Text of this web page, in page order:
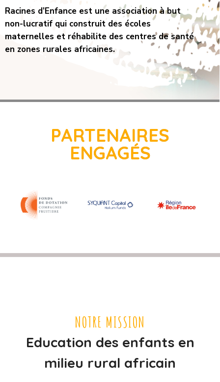
Racines d’Enfance est une association à but
non-lucratif qui construit des écoles
maternelles et réhabilite des centres de santé
en zones rurales africaines.
PARTENAIRES
ENGAGÉS
NOTRE MISSION
Education des enfants en
milieu rural africain